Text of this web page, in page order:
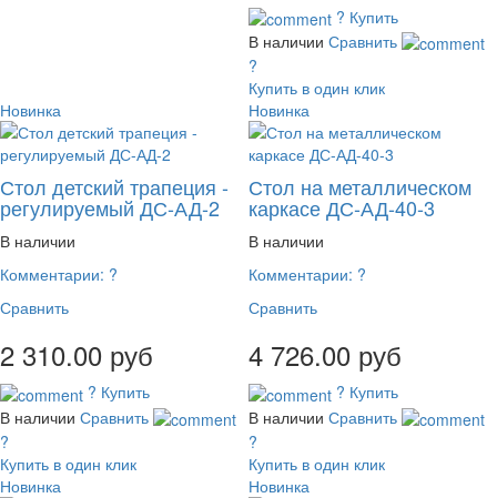
? Купить
В наличии Сравнить
?
Купить в один клик
Новинка
Стол детский трапеция -
регулируемый ДС-АД-2
В наличии
Комментарии: ?
Сравнить
2 310.00 руб
? Купить
В наличии Сравнить
?
Купить в один клик
Новинка
Стол на металлическом
каркасе ДС-АД-40-3
В наличии
Комментарии: ?
Сравнить
4 726.00 руб
? Купить
В наличии Сравнить
?
Купить в один клик
Новинка
Новинка